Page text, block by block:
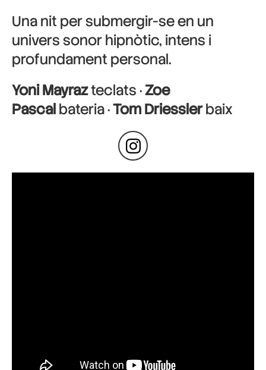
Una nit per submergir-se en un
univers sonor hipnòtic, intens i
profundament personal.
Yoni Mayrazteclats ·Zoe
Pascalbateria ·Tom Driesslerbaix